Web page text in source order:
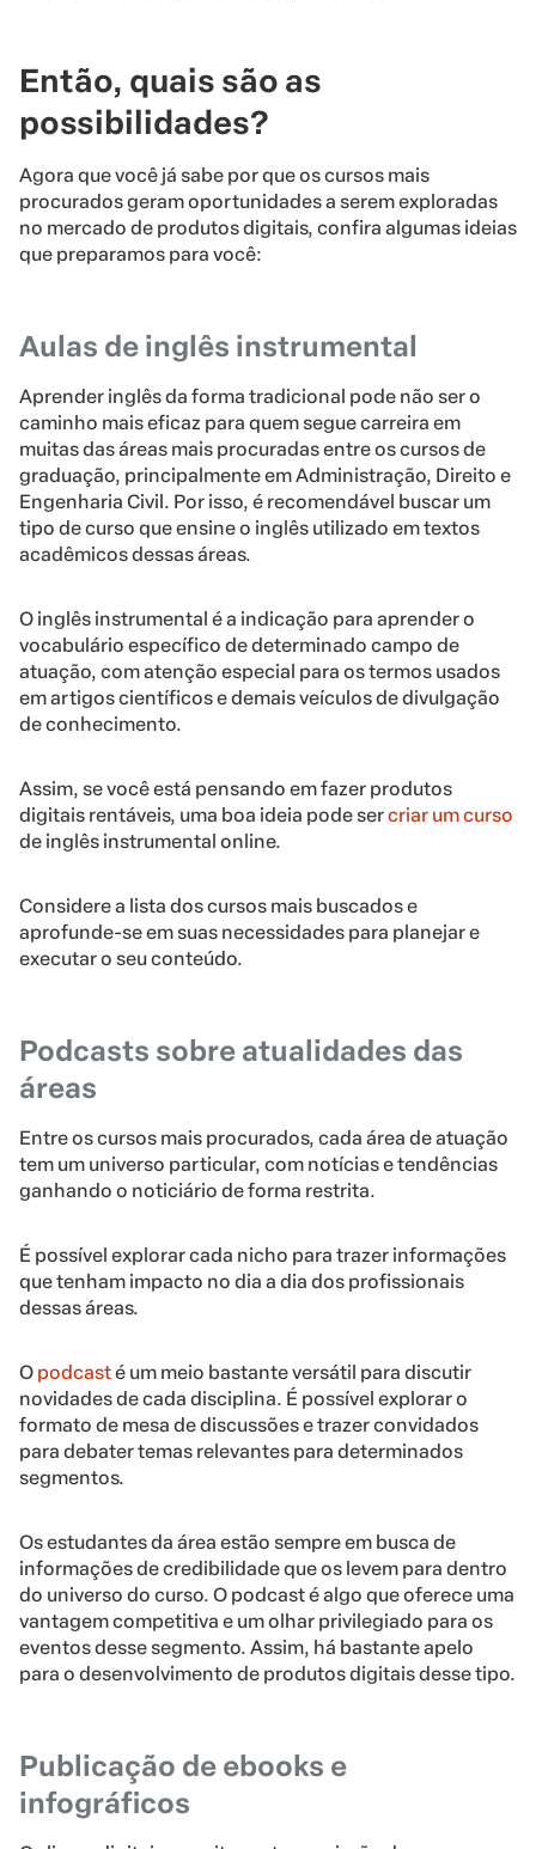
Então, quais são as
possibilidades?
Agora que você já sabe por que os cursos mais
procurados geram oportunidades a serem exploradas
no mercado de produtos digitais, confira algumas ideias
que preparamos para você:
Aulas de inglês instrumental
Aprender inglês da forma tradicional pode não ser o
caminho mais eficaz para quem segue carreira em
muitas das áreas mais procuradas entre os cursos de
graduação, principalmente em Administração, Direito e
Engenharia Civil. Por isso, é recomendável buscar um
tipo de curso que ensine o inglês utilizado em textos
acadêmicos dessas áreas.
O inglês instrumental é a indicação para aprender o
vocabulário específico de determinado campo de
atuação, com atenção especial para os termos usados
em artigos científicos e demais veículos de divulgação
de conhecimento.
Assim, se você está pensando em fazer produtos
digitais rentáveis, uma boa ideia pode sercriar um curso
de inglês instrumental online.
Considere a lista dos cursos mais buscados e
aprofunde-se em suas necessidades para planejar e
executar o seu conteúdo.
Podcasts sobre atualidades das
áreas
Entre os cursos mais procurados, cada área de atuação
tem um universo particular, com notícias e tendências
ganhando o noticiário de forma restrita.
É possível explorar cada nicho para trazer informações
que tenham impacto no dia a dia dos profissionais
dessas áreas.
O podcasté um meio bastante versátil para discutir
novidades de cada disciplina. É possível explorar o
formato de mesa de discussões e trazer convidados
para debater temas relevantes para determinados
segmentos.
Os estudantes da área estão sempre em busca de
informações de credibilidade que os levem para dentro
do universo do curso. O podcast é algo que oferece uma
vantagem competitiva e um olhar privilegiado para os
eventos desse segmento. Assim, há bastante apelo
para o desenvolvimento de produtos digitais desse tipo.
Publicação de ebooks e
infográficos